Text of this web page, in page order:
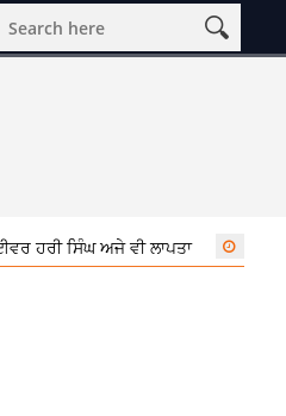
ਹਰੀ ਸਿੰਘ ਅਜੇ ਵੀ ਲਾਪਤਾ 1:13 pm